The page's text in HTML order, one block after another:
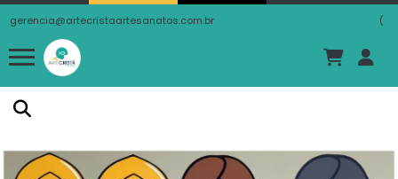
gerencia@artecristaartesanatos.com.br (